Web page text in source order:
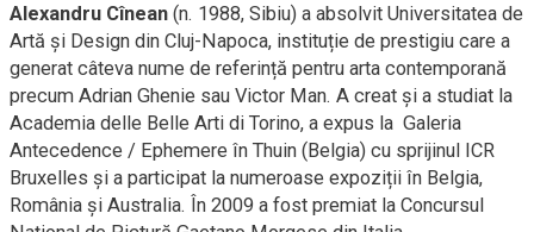
Alexandru Cînean (n. 1988, Sibiu) a absolvit Universitatea de
Artă și Design din Cluj-Napoca, instituție de prestigiu care a
generat câteva nume de referință pentru arta contemporană
precum Adrian Ghenie sau Victor Man. A creat și a studiat la
Academia delle Belle Arti di Torino, a expus la Galeria
Antecedence / Ephemere în Thuin (Belgia) cu sprijinul ICR
Bruxelles și a participat la numeroase expoziții în Belgia,
România și Australia. În 2009 a fost premiat la Concursul